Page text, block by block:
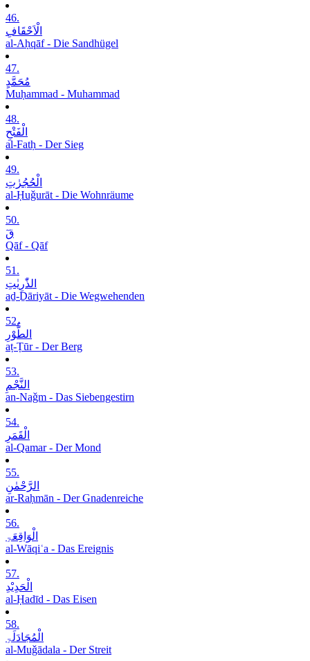
46.
الْاَحْقَافِ
al-Aḥqāf - Die Sandhügel
47.
مُحَمَّدٍ
Muḥammad - Muhammad
48.
الْفَتْحِ
al-Fatḥ - Der Sieg
49.
الْحُجُرٰتِ
al-Ḥuǧurāt - Die Wohnräume
50.
قٓ
Qāf - Qāf
51.
الذّٰرِیٰتِ
aḏ-Ḏāriyāt - Die Wegwehenden
52.
الطُّوْرِ
aṭ-Ṭūr - Der Berg
53.
النَّجْمِ
an-Naǧm - Das Siebengestirn
54.
الْقَمَرِ
al-Qamar - Der Mond
55.
الرَّحْمٰنِ
ar-Raḥmān - Der Gnadenreiche
56.
الْوَاقِعَۃِ
al-Wāqiʿa - Das Ereignis
57.
الْحَدِیْدِ
al-Ḥadīd - Das Eisen
58.
الْمُجَادَلَۃِ
al-Muǧādala - Der Streit